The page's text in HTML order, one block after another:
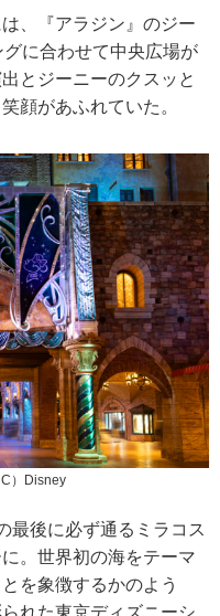
、『アラジン』のジー
に合わせて中央広場が
とジーニーのクスッと
顔があふれていた。
）Disney
後に必ず通るミラコス
。世界初の海をテーマ
を象徴するかのよう